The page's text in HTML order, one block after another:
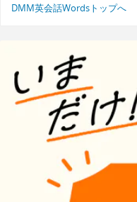
DMM英会話Wordsトップへ